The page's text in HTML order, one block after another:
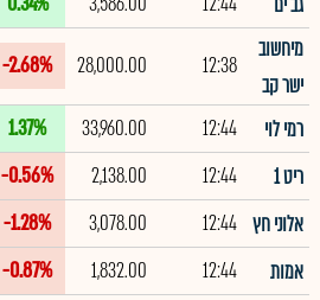
מיחשוב
ישר קב
12:38
28,000.00
-2.68%
רמי לוי 12:44
33,960.00
1.37%
ריט 1
12:44
2,138.00
-0.56%
אלוני חץ 12:44
3,078.00
-1.28%
אמות
12:44
1,832.00
-0.87%